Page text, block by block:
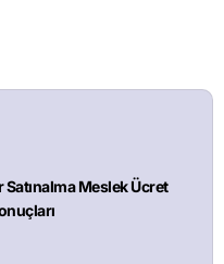
Meslek Ücret